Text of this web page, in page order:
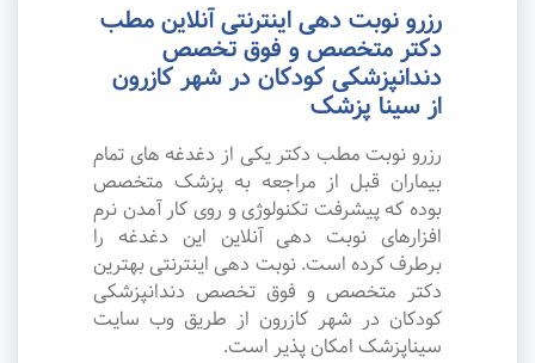
رزرو نوبت دهی اینترنتی آنلاین مطب
دکتر متخصص و فوق تخصص
دندانپزشکی کودکان در شهر کازرون
از سینا پزشک
رزرو نوبت مطب دکتر یکی از دغدغه های تمام
بیماران قبل از مراجعه به پزشک متخصص
بوده که پیشرفت تکنولوژی و روی کار آمدن نرم
افزارهای نوبت دهی آنلاین این دغدغه را
برطرف کرده است. نوبت دهی اینترنتی بهترین
دکتر متخصص و فوق تخصص دندانپزشکی
کودکان در شهر کازرون از طریق وب سایت
سیناپزشک امکان پذیر است.